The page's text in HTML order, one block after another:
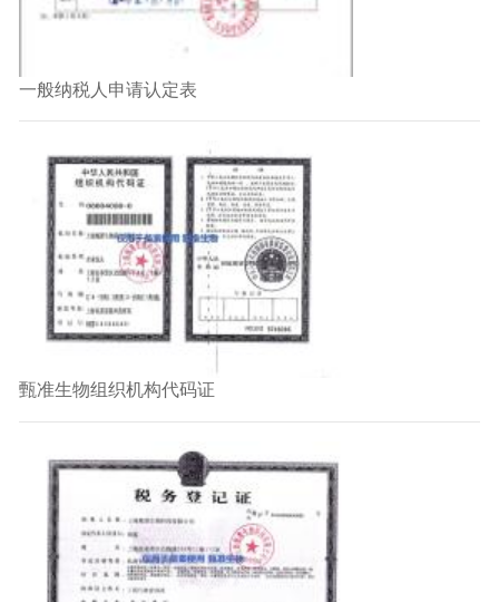
一般纳税人申请认定表
甄准生物组织机构代码证